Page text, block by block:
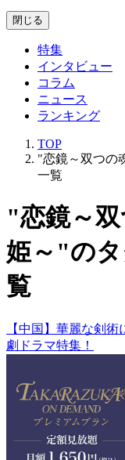
閉じる
特集
インタビュー
コラム
ニュース
ランキング
TOP
"恋鏡～双つの
一覧
"恋鏡～
姫～"の
覧
【中国】華麗な剣
劇ドラマ特集！